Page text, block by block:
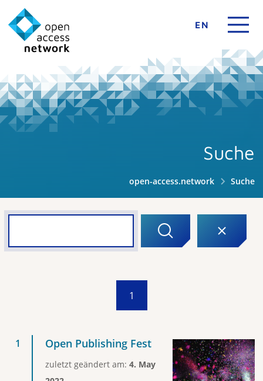
EN
Suche
open-access.network Suche
1
Open Publishing Fest
zuletzt geändert am: 4. May